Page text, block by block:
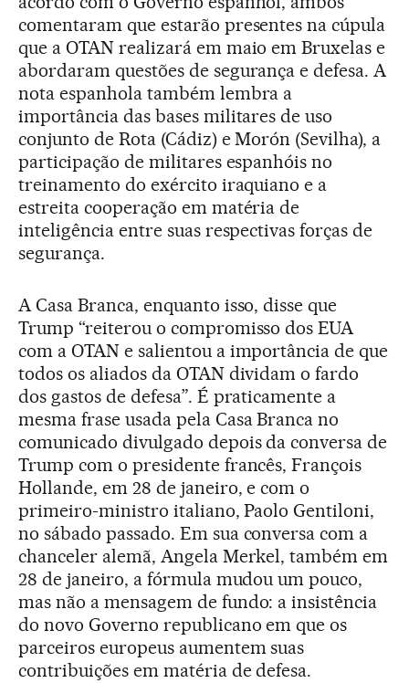
comentaram que estarão presentes na cúpula
que a OTAN realizará em maio em Bruxelas e
abordaram questões de segurança e defesa. A
nota espanhola também lembra a
importância das bases militares de uso
conjunto de Rota (Cádiz) e Morón (Sevilha), a
participação de militares espanhóis no
treinamento do exército iraquiano e a
estreita cooperação em matéria de
inteligência entre suas respectivas forças de
segurança.
A Casa Branca, enquanto isso, disse que
Trump “reiterou o compromisso dos EUA
com a OTAN e salientou a importância de que
todos os aliados da OTAN dividam o fardo
dos gastos de defesa”. É praticamente a
mesma frase usada pela Casa Branca no
comunicado divulgado depois da conversa de
Trump com o presidente francês, François
Hollande, em 28 de janeiro, e com o
primeiro-ministro italiano, Paolo Gentiloni,
no sábado passado. Em sua conversa com a
chanceler alemã, Angela Merkel, também em
28 de janeiro, a fórmula mudou um pouco,
mas não a mensagem de fundo: a insistência
do novo Governo republicano em que os
parceiros europeus aumentem suas
contribuições em matéria de defesa.